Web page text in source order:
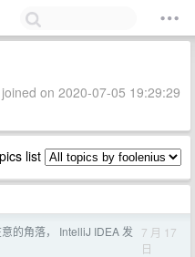
on 2020-07-05 19:29:29
list
的角落， IntelliJ IDEA 发
7 月 17
日